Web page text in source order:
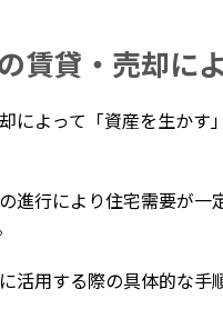
賃貸・売却に
によって「資産を生かす
進行により住宅需要が
活用する際の具体的な手